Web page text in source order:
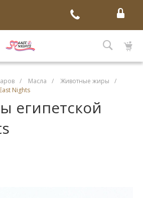
/ Масла / Животные жиры
/
Nights
египетской